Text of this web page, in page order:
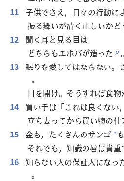
11
子供でさえ，日々の行動に
振る舞いが清く正しいかど
12
聞く耳と見る目は
どちらもエホバが造った p 。
13
眠りを愛してはならない。
。
目を開け。そうすれば食
14
買い手は「これは良くない
立ち去ってから買い物の仕
15
金も，たくさんのサンゴ *
それでも，知識の唇は貴重
16
知らない人の保証人になっ
。